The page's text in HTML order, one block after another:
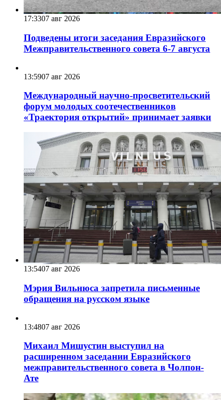
17:3307 авг 2026
Подведены итоги заседания Евразийского
Межправительственного совета 6-7 августа
13:5907 авг 2026
Международный научно-просветительский
форум молодых соотечественников
«Траектория открытий» принимает заявки
13:5407 авг 2026
Мэрия Вильнюса запретила письменные
обращения на русском языке
13:4807 авг 2026
Михаил Мишустин выступил на
расширенном заседании Евразийского
межправительственного совета в Чолпон-
Ате